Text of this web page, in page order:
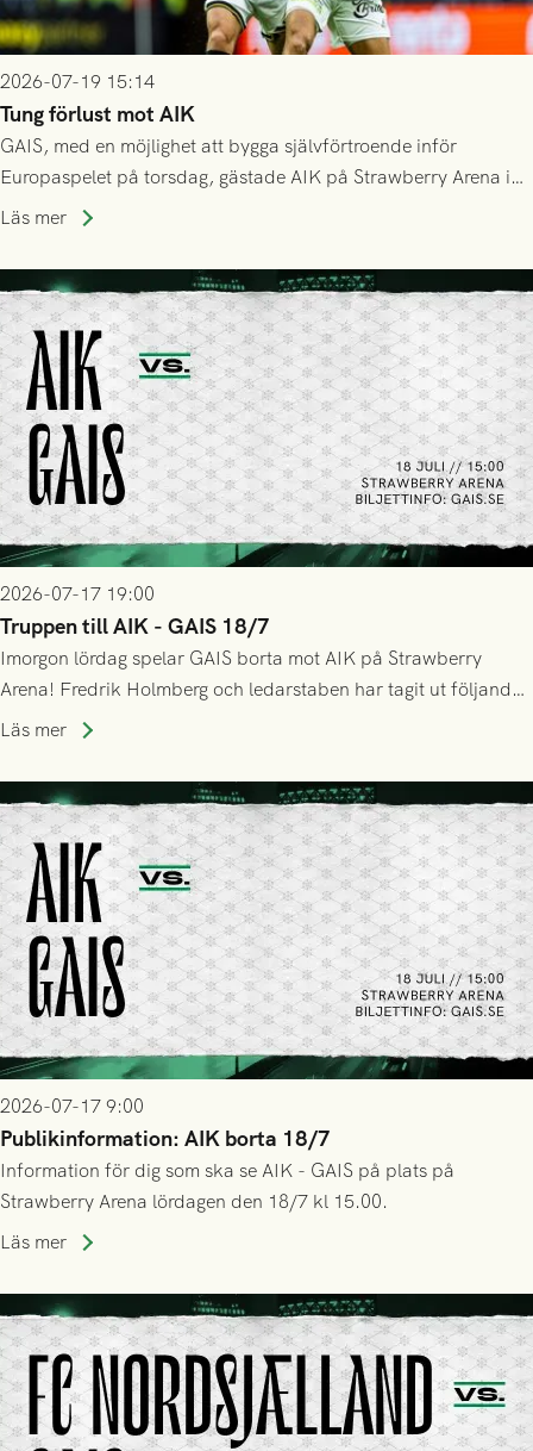
2026-07-19 15:14
Tung förlust mot AIK
GAIS, med en möjlighet att bygga självförtroende inför
Europaspelet på torsdag, gästade AIK på Strawberry Arena i
Stockholm . Men trots konstant hotande i första halvlek av
lyckades få in 2-0.
Läs mer
2026-07-17 19:00
Truppen till AIK - GAIS 18/7
Imorgon lördag spelar GAIS borta mot AIK på Strawberry
Arena! Fredrik Holmberg och ledarstaben har tagit ut följande
trupp till matchen:
Läs mer
2026-07-17 9:00
Publikinformation: AIK borta 18/7
Information för dig som ska se AIK - GAIS på plats på
Strawberry Arena lördagen den 18/7 kl 15.00.
Läs mer